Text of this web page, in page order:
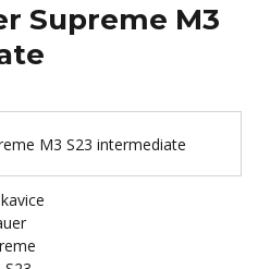
Supreme M3